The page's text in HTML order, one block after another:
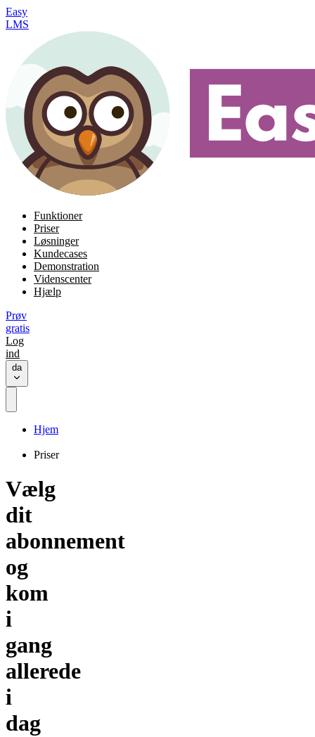
Easy
LMS
Funktioner
Priser
Løsninger
Kundecases
Demonstration
Videnscenter
Hjælp
Prøv
gratis
Log
ind
da
Hjem
Priser
Vælg
dit
abonnement
og
kom
i
gang
allerede
i
dag